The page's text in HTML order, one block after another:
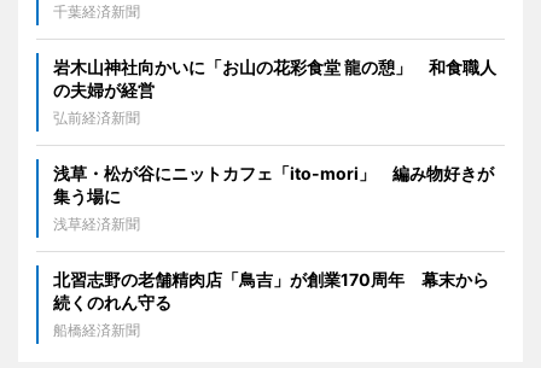
千葉経済新聞
岩木山神社向かいに「お山の花彩食堂 龍の憩」 和食職人
の夫婦が経営
弘前経済新聞
浅草・松が谷にニットカフェ「ito-mori」 編み物好きが
集う場に
浅草経済新聞
北習志野の老舗精肉店「鳥吉」が創業170周年 幕末から
続くのれん守る
船橋経済新聞